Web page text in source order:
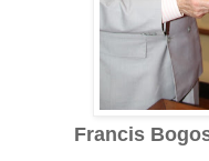
Francis